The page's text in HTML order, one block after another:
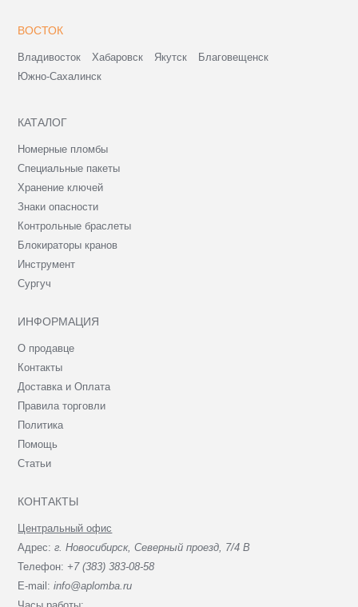
ВОСТОК
Владивосток Хабаровск Якутск
Благовещенск
Южно-Сахалинск
КАТАЛОГ
Номерные пломбы
Специальные пакеты
Хранение ключей
Знаки опасности
Контрольные браслеты
Блокираторы кранов
Инструмент
Сургуч
ИНФОРМАЦИЯ
О продавце
Контакты
Доставка и Оплата
Правила торговли
Политика
Помощь
Статьи
КОНТАКТЫ
Центральный офис
Адрес:г. Новосибирск, Северный проезд, 7/4 В
Телефон: +7 (383) 383-08-58
E-mail:info@aplomba.ru